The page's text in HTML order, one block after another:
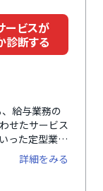
ービスが
診断する
給与業務の
せたサービス
った定型業務
ムとの連携に
からデジタル
適な業務プロ
詳細をみる